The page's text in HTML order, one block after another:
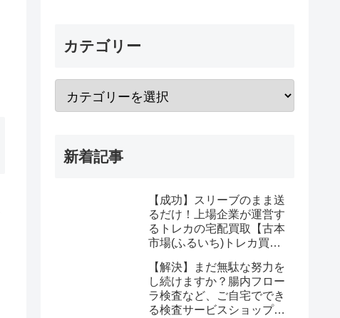
カテゴリー
新着記事
【成功】スリーブのまま送
るだけ！上場企業が運営す
るトレカの宅配買取【古本
市場(ふるいち)トレカ買
みが解決する
【解決】まだ無駄な努力を
し続けますか？腸内フロー
ラ検査など、ご自宅ででき
る検査サービスショップ